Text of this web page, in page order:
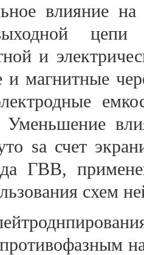
влияние
и
и магнитные
Уменьшение
sa счет
ГВВ,
схем